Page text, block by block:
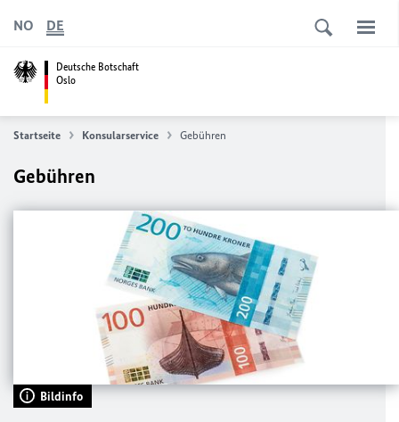
Deutsche Botschaft
Oslo
NO DE
Startseite Konsularservice Gebühren
Gebühren
Bildinfo